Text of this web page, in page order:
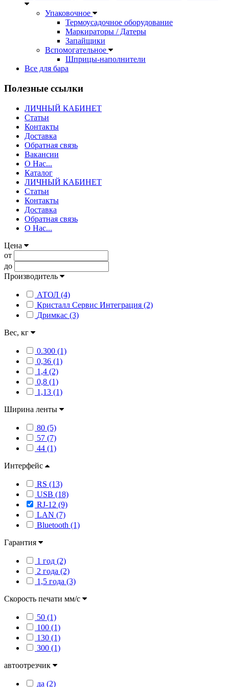
Упаковочное
Термоусадочное оборудование
Маркираторы / Датеры
Запайщики
Вспомогательное
Шприцы-наполнители
Все для бара
Полезные ссылки
ЛИЧНЫЙ КАБИНЕТ
Статьи
Контакты
Доставка
Обратная связь
Вакансии
О Нас...
Каталог
ЛИЧНЫЙ КАБИНЕТ
Статьи
Контакты
Доставка
Обратная связь
О Нас...
Цена
от
до
Производитель
АТОЛ (4)
Кристалл Сервис Интеграция (2)
Дримкас (3)
Вес, кг
0.300 (1)
0,36 (1)
1,4 (2)
0,8 (1)
1,13 (1)
Ширина ленты
80 (5)
57 (7)
44 (1)
Интерфейс
RS (13)
USB (18)
RJ-12 (9)
LAN (7)
Bluetooth (1)
Гарантия
1 год (2)
2 года (2)
1,5 года (3)
Скорость печати мм/с
50 (1)
100 (1)
130 (1)
300 (1)
автоотрезчик
да (2)